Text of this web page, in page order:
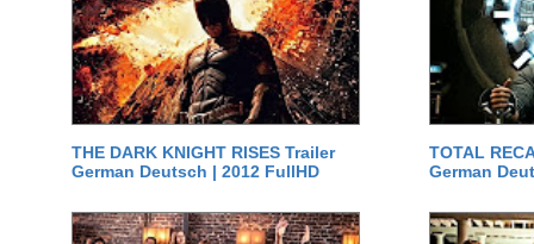
THE DARK KNIGHT RISES Trailer
German Deutsch | 2012 FullHD
TOTAL
German